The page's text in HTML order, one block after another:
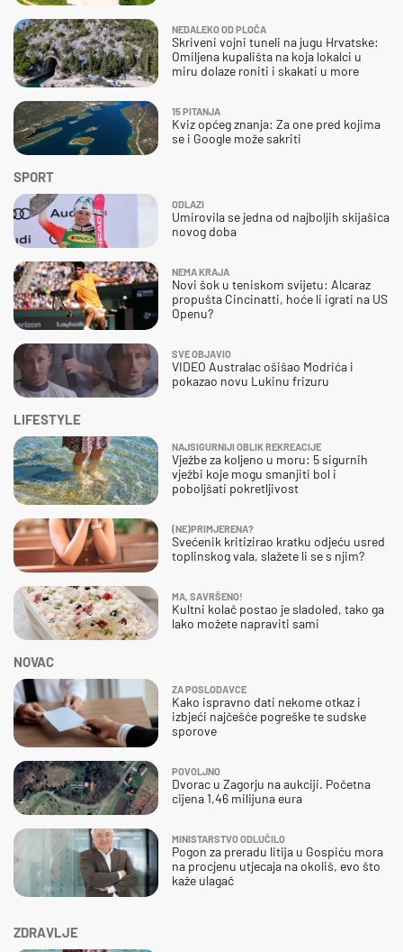
ZDRAVLJE
SPORT
ODLAZI
Umirovila se jedna od najboljih skijašica
novog doba
NEMA KRAJA
Novi šok u teniskom svijetu: Alcaraz
propušta Cincinatti, hoće li igrati na US
Openu?
SVE OBJAVIO
VIDEO Australac ošišao Modrića i
pokazao novu Lukinu frizuru
NEDALEKO OD PLOČA
Skriveni vojni tuneli na jugu Hrvatske:
Omiljena kupališta na koja lokalci u
miru dolaze roniti i skakati u more
15 PITANJA
Kviz općeg znanja: Za one pred kojima
se i Google može sakriti
NOVAC
ZA POSLODAVCE
Kako ispravno dati nekome otkaz i
izbjeći najčešće pogreške te sudske
sporove
POVOLJNO
Dvorac u Zagorju na aukciji. Početna
cijena 1,46 milijuna eura
MINISTARSTVO ODLUČILO
Pogon za preradu litija u Gospiću mora
na procjenu utjecaja na okoliš, evo što
kaže ulagač
LIFESTYLE
NAJSIGURNIJI OBLIK REKREACIJE
Vježbe za koljeno u moru: 5 sigurnih
vježbi koje mogu smanjiti bol i
poboljšati pokretljivost
(NE)PRIMJERENA?
Svećenik kritizirao kratku odjeću usred
toplinskog vala, slažete li se s njim?
MA, SAVRŠENO!
Kultni kolač postao je sladoled, tako ga
lako možete napraviti sami